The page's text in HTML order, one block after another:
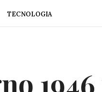
TECNOLOGIA